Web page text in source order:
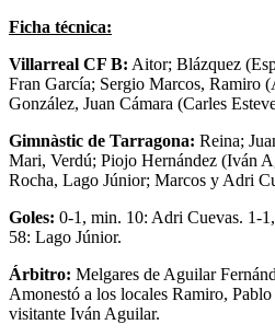
Ficha técnica:
Villarreal CF B: Aitor; Blázquez
Fran García; Sergio Marcos, Ramiro
González, Juan Cámara (Carles
Gimnàstic de Tarragona: Reina;
Mari, Verdú; Piojo Hernández (Iván
Rocha, Lago Júnior; Marcos y Adri
Goles: 0-1, min. 10: Adri Cuevas. 1-
58: Lago Júnior.
Árbitro: Melgares de Aguilar
Amonestó a los locales Ramiro,
visitante Iván Aguilar.